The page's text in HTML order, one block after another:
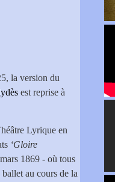
la version du
est reprise à
Lyrique en
‘Gloire
1869 - où tous
au cours de la